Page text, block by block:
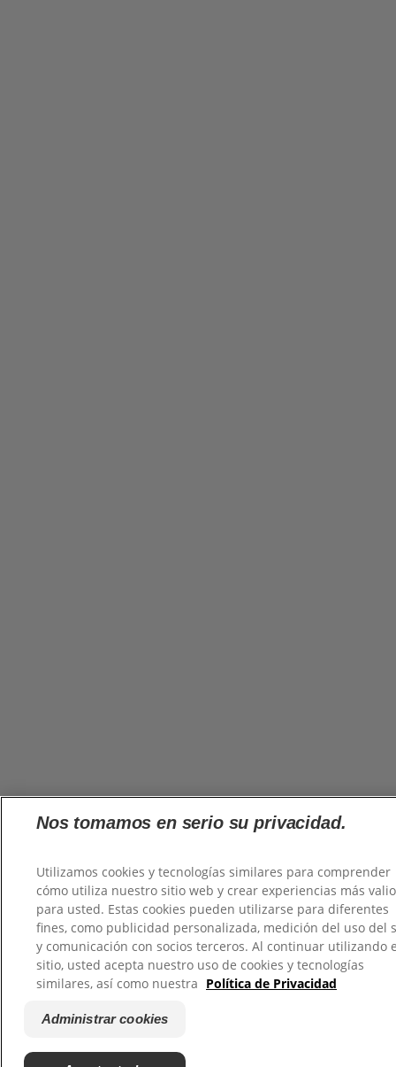
Nos tomamos en serio su privacidad.
Utilizamos cookies y tecnologías similares para comprender
cómo utiliza nuestro sitio web y crear experiencias más
para usted. Estas cookies pueden utilizarse para diferentes
fines, como publicidad personalizada, medición del uso del
y comunicación con socios terceros. Al continuar utilizando
sitio, usted acepta nuestro uso de cookies y tecnologías
similares, así como nuestra Política de Privacidad
Administrar cookies